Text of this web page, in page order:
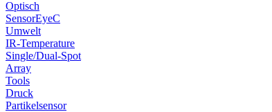
Optisch
SensorEyeC
Umwelt
IR-Temperature
Single/Dual-Spot
Array
Tools
Druck
Partikelsensor